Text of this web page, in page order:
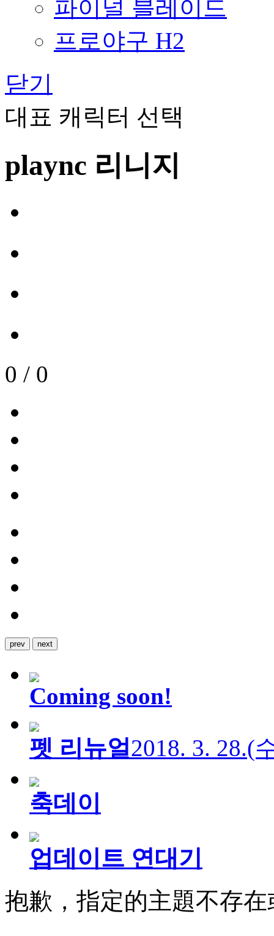
파이널 블레이드
프로야구 H2
닫기
대표 캐릭터 선택
plaync 리니지
0 / 0
prev next
Coming soon!
펫 리뉴얼2018. 3. 28.(
축데이
업데이트 연대기
抱歉，指定的主題不存